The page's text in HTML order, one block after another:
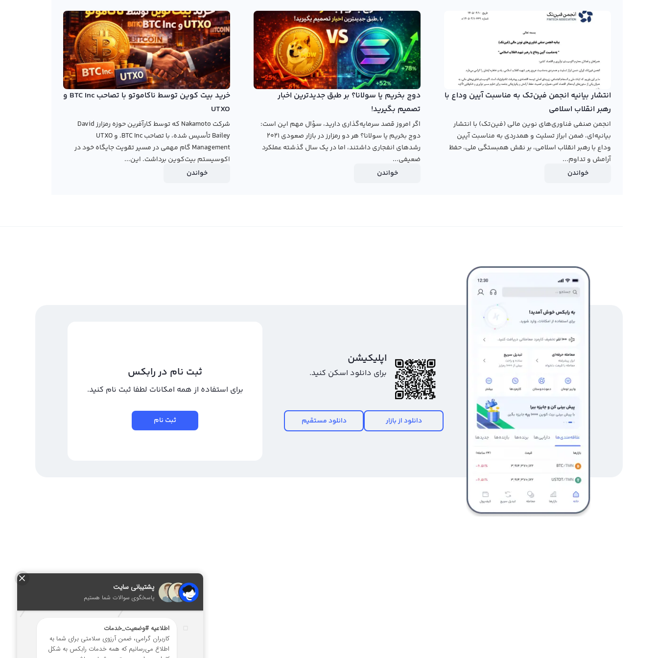
است که از آن یک ارز دیجیتال ورزشی متفاوت می‌سازد.
این ارز دیجیتال را می‌توان با استفاده از ابزارهای تحلیلی متنوع مثل نمودار‌های کندل و خطی، به عنوان یک ابزار برای تجسم و
پیش بینی قیمت آن در بازار استفاده کرد. هر چند در حال حاضر بیشتر صرافی‌های ایرانی این ارز دیجیتال را به کاربران خود ارائه
نمی‌دهند، اما امکان معامله آن در سایر صرافی‌های خارجی وجود دارد. لذا معاملات در این بازار برای افرادی که به تجارت ارزهای
دیجیتال علاقه مند هستند، اطلاعات مفیدی به همراه دارد.
رابکس از خرید و فروش بیش از ۱۰۰۰ ارز دیجیتال پشتیبانی می‌کند. برای معامله رمز لاتزیو، به صفحه
خرید لاتزیوبروید.
انتشار بیانیه انجمن فین‌تک به مناسبت آیین وداع با
رهبر انقلاب اسلامی
انجمن صنفی فناوری‌های نوین مالی (فین‌تک) با انتشار
بیانیه‌ای، ضمن ابراز تسلیت و همدردی به مناسبت آیین
وداع با رهبر انقلاب اسلامی، بر نقش همبستگی ملی، حفظ
آرامش و تداوم...
خواندن
دوج بخریم یا سولانا؟ بر طبق جدیدترین اخبار
تصمیم بگیرید!
اگر امروز قصد سرمایه‌گذاری دارید، سؤال مهم این است:
دوج بخریم یا سولانا؟ هر دو رمزارز در بازار صعودی ۲۰۲۱
رشدهای انفجاری داشتند، اما در یک سال گذشته عملکرد
ضعیفی...
خواندن
خرید بیت کوین توسط ناکاموتو با تصاحب BTC Inc و
UTXO
شرکت Nakamoto که توسط کارآفرین حوزه رمزارز David
Bailey تأسیس شده، با تصاحب BTC Inc. و UTXO
Management گام مهمی در مسیر تقویت جایگاه خود در
اکوسیستم بیت‌کوین برداشت. این...
خواندن
اپلیکیشن
برای دانلود اسکن کنید.
دانلود از بازار دانلود مستقیم
ثبت نام در رابکس
برای استفاده از همه امکانات لطفا ثبت نام کنید.
ثبت نام